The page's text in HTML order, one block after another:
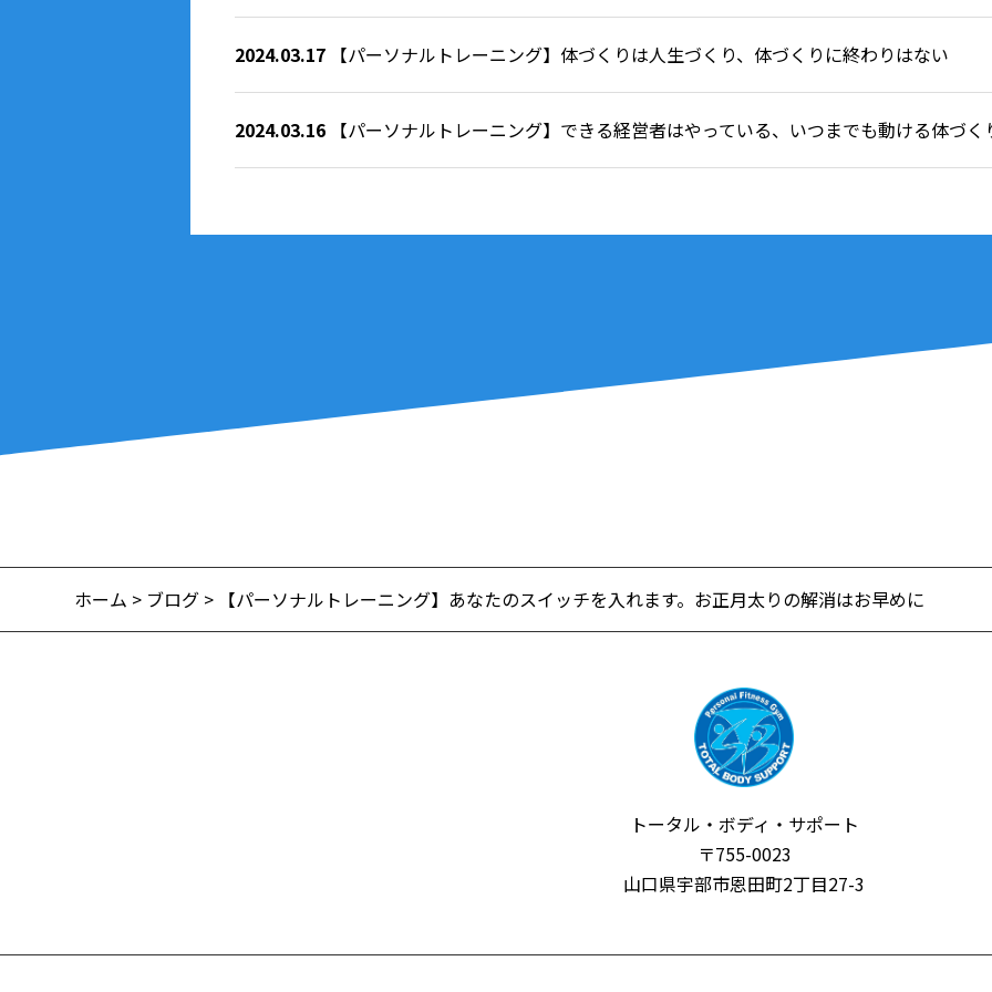
2024.03.17【パーソナルトレーニング】体づくりは人生づくり、体づくりに終わりはない
2024.03.16【パーソナルトレーニング】できる経営者はやっている、いつまでも動ける体づく
ホーム > ブログ > 【パーソナルトレーニング】あなたのスイッチを入れます。お正月太りの解消はお早めに
トータル・ボディ・サポート
〒755-0023
山口県宇部市恩田町2丁目27-3